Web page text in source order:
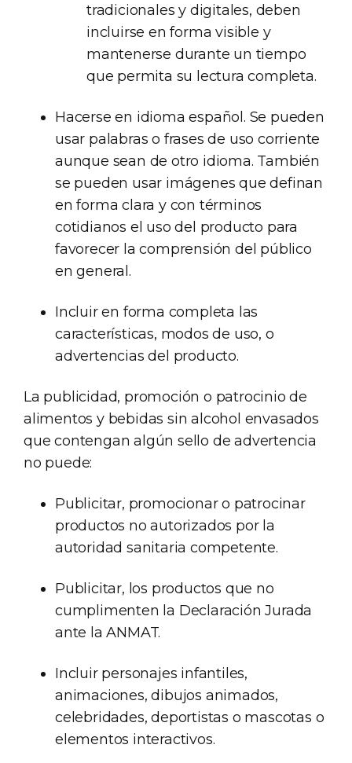
tradicionales y digitales, deben
incluirse en forma visible y
mantenerse durante un tiempo
que permita su lectura completa.
Hacerse en idioma español. Se pueden
usar palabras o frases de uso corriente
aunque sean de otro idioma. También
se pueden usar imágenes que definan
en forma clara y con términos
cotidianos el uso del producto para
favorecer la comprensión del público
en general.
Incluir en forma completa las
características, modos de uso, o
advertencias del producto.
La publicidad, promoción o patrocinio de
alimentos y bebidas sin alcohol envasados
que contengan algún sello de advertencia
no puede:
Publicitar, promocionar o patrocinar
productos no autorizados por la
autoridad sanitaria competente.
Publicitar, los productos que no
cumplimenten la Declaración Jurada
ante la ANMAT.
Incluir personajes infantiles,
animaciones, dibujos animados,
celebridades, deportistas o mascotas o
elementos interactivos.